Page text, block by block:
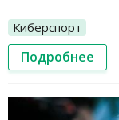
Киберспорт
Подробнее